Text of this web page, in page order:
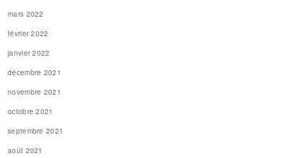
mars 2022
février 2022
janvier 2022
décembre 2021
novembre 2021
octobre 2021
septembre 2021
août 2021